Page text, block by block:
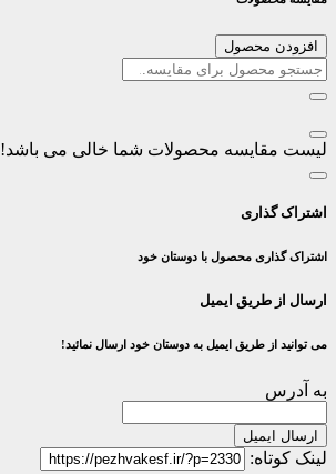
افزودن محصول
لیست مقایسه محصولات شما خالی می باشد!
اشتراک گذاری
اشتراک گذاری محصول با دوستان خود
ارسال از طریق ایمیل
می توانید از طریق ایمیل به دوستان خود ارسال نمائید!
به آدرس
ارسال ایمیل
لینک کوتاه: